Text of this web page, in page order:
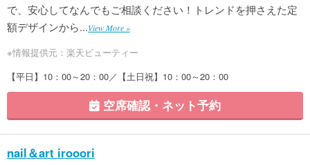
で、安心してなんでもご相談ください！トレンドを押さえた定
額デザインから...View More »
※情報提供元：楽天ビューティー
【平日】10：00～20：00／【土日祝】10：00～20：00
空席確認・ネット予約
nail＆art irooori